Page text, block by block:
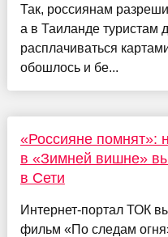
Так, россиянам
а в Таиланде туристам
расплачиваться
обошлось и бе...
«Россияне помнят»:
в «Зимней вишне»
в Сети
Интернет-портал ТОК
фильм «По следам